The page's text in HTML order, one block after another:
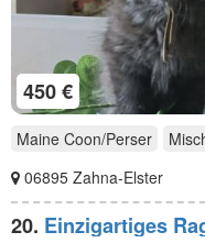
450 €
Maine Coon/Perser
06895 Zahna-Elster
20. Einzigartiges